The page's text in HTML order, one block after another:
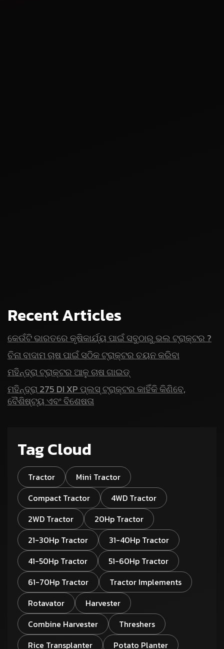
Recent Articles
କେଉଁଟି ଭାରତରେ କୃଷିକାର୍ଯ୍ୟ ପାଇଁ ସବୁଠାରୁ ଭଲ ଟ୍ରାକ୍ଟର ?
ଚିନା ବାଦାମ ଚାଷ ପାଇଁ ସଠିକ ଟ୍ରାକ୍ଟର ଚୟନ କରିବା
ମହିନ୍ଦ୍ରା ଟ୍ରାକ୍ଟର ଆଳୁ ଚାଷ ଗାଇଡ୍
ମହିନ୍ଦ୍ରା 275 DI XP ପ୍ଲସ୍ ଟ୍ରାକ୍ଟର କାହିଁକି କିଣିବେ,
ବୈଶିଷ୍ଟ୍ୟ ଏବଂ ବିଶେଷତା
Tag Cloud
Tractor
Mini Tractor
Compact Tractor
4WD Tractor
2WD Tractor
20Hp Tractor
21-30Hp Tractor
31-40Hp Tractor
41-50Hp Tractor
51-60Hp Tractor
61-70Hp Tractor
Tractor Implements
Rotavator
Harvester
Combine Harvester
Threshers
Rice Transplanter
Potato Planter